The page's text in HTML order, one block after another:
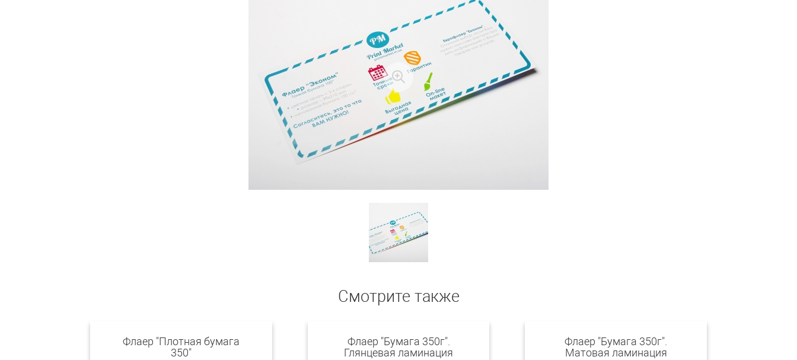
Смотрите также
Флаер "Плотная бумага
350"
Флаер "Бумага 350г".
Глянцевая ламинация
Флаер "Бумага 350г".
Матовая ламинация